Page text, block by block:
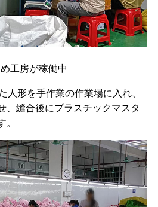
工房が稼働中
人形を手作業の作業場に入れ、
、縫合後にプラスチックマスタ
。